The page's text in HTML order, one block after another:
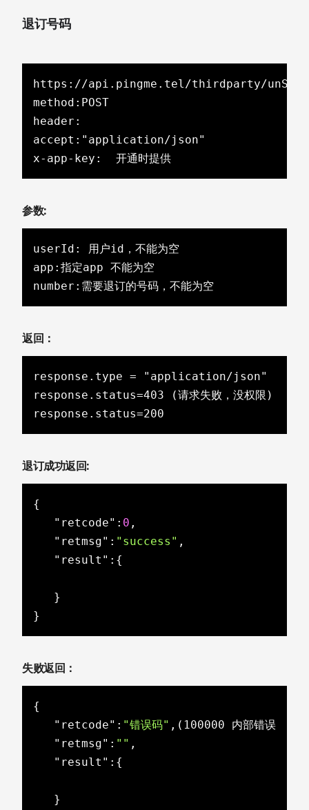
退订号码
https://api.pingme.tel/thirdparty/
method:POST
header:
accept:"application/json"
x-app-key:  开通时提供
参数:
userId: 用户id，不能为空
app:指定app 不能为空
number:需要退订的号码，不能为空
返回：
response.type = "application/json"
response.status=403 (请求失败，没权限)
response.status=200
退订成功返回:
{
"retcode" : 0 ,
"retmsg" : "success" ,
"result" :{
   }
}
失败返回：
{
"retcode" : "错误码" ,(100000 内部错误 ，
"retmsg" : "" ,
"result" :{
   }